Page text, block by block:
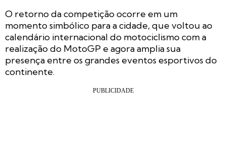
O retorno da competição ocorre em um
momento simbólico para a cidade, que voltou ao
calendário internacional do motociclismo com a
realização do MotoGP e agora amplia sua
presença entre os grandes eventos esportivos do
continente.